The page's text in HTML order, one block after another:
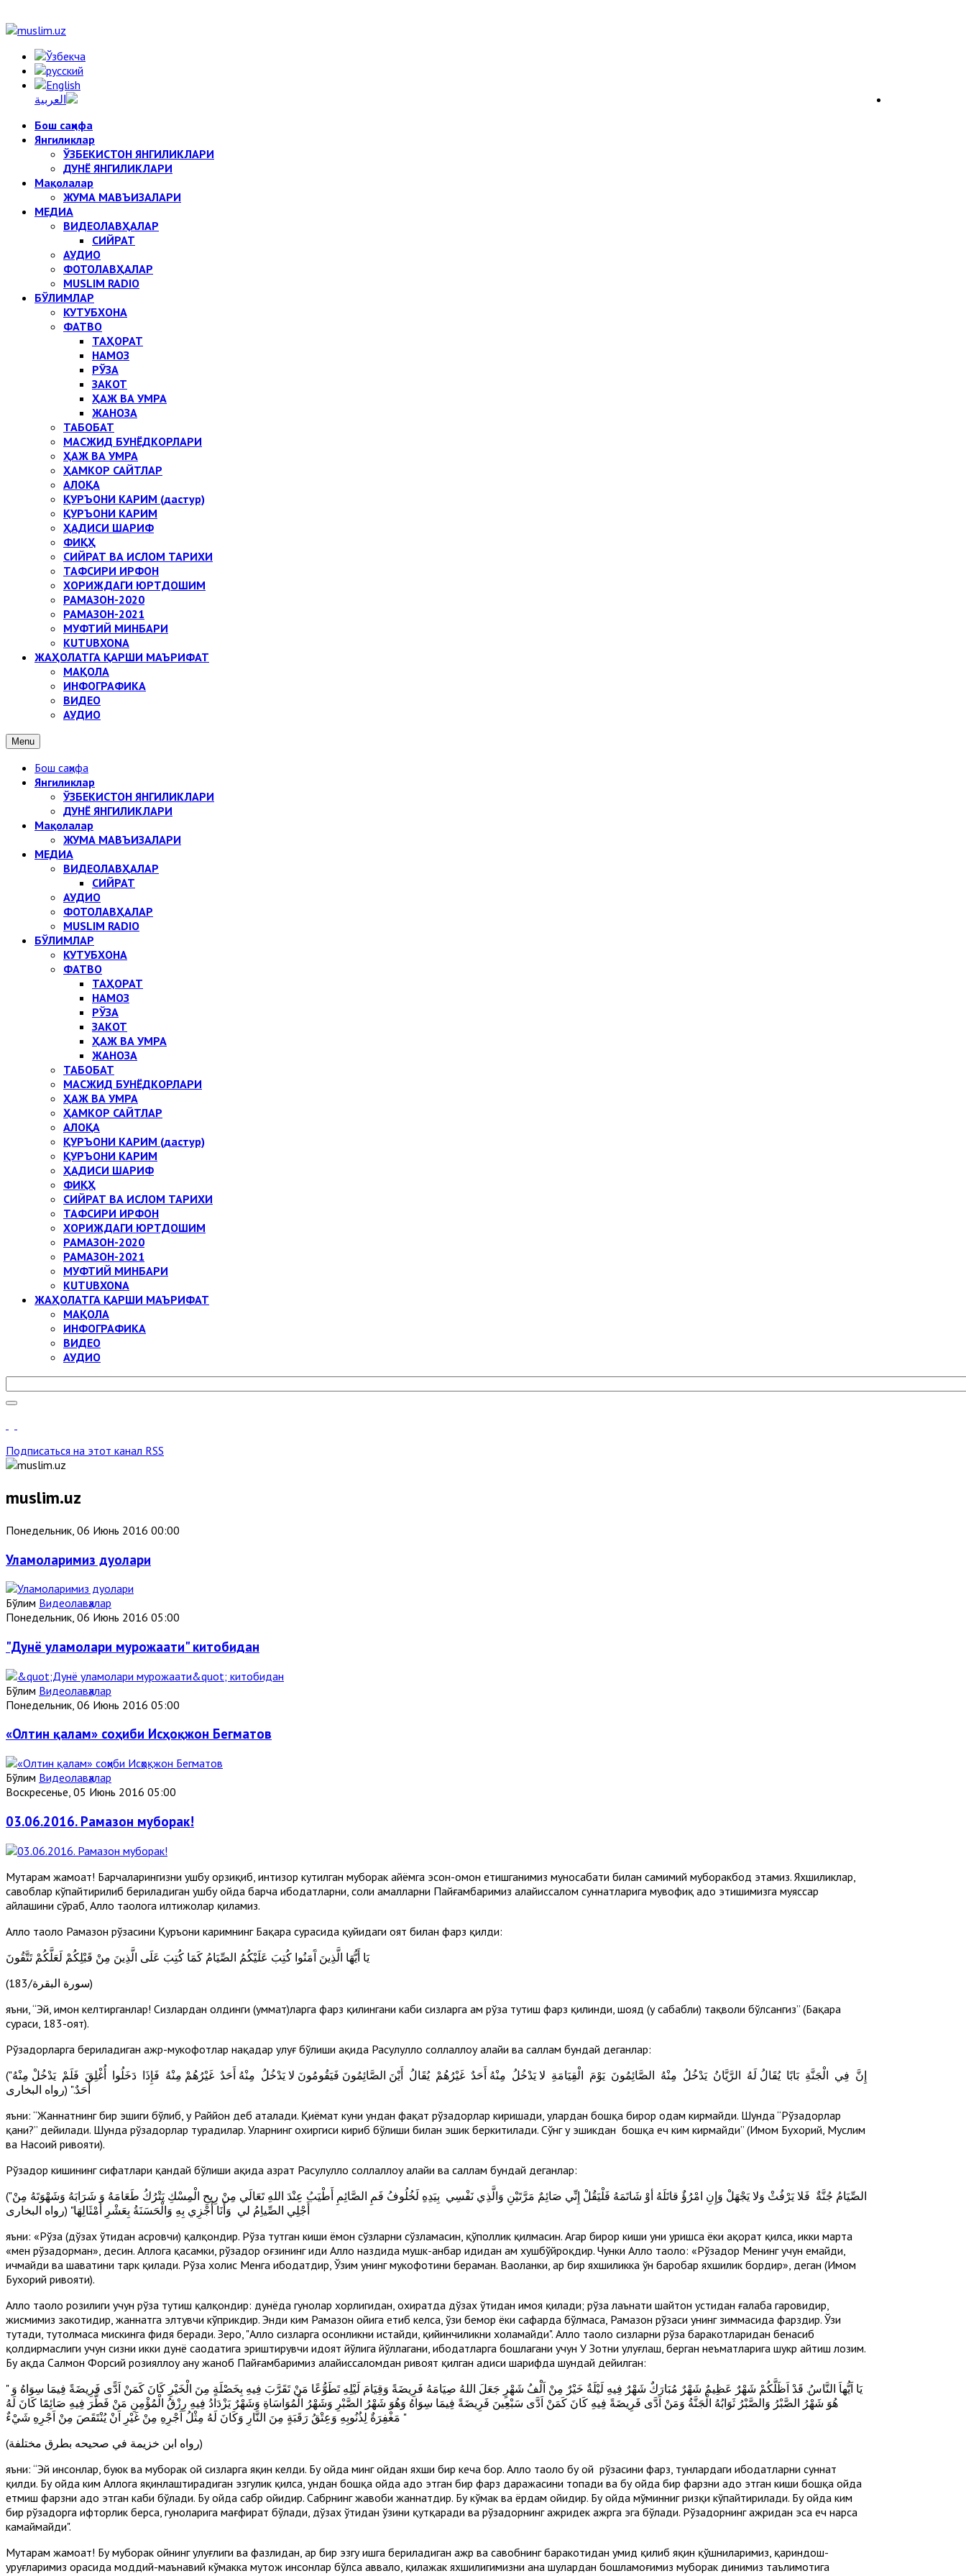
Бош саҳифа
Янгиликлар
ЎЗБЕКИСТОН ЯНГИЛИКЛАРИ
ДУНЁ ЯНГИЛИКЛАРИ
Мақолалар
ЖУМА МАВЪИЗАЛАРИ
МЕДИА
ВИДЕОЛАВҲАЛАР
СИЙРАТ
АУДИО
ФОТОЛАВҲАЛАР
MUSLIM RADIO
БЎЛИМЛАР
КУТУБХОНА
ФАТВО
ТАҲОРАТ
НАМОЗ
РЎЗА
ЗАКОТ
ҲАЖ ВА УМРА
ЖАНОЗА
ТАБОБАТ
МАСЖИД БУНЁДКОРЛАРИ
ҲАЖ ВА УМРА
ҲАМКОР САЙТЛАР
АЛОҚА
ҚУРЪОНИ КАРИМ (дастур)
ҚУРЪОНИ КАРИМ
ҲАДИСИ ШАРИФ
ФИҚҲ
СИЙРАТ ВА ИСЛОМ ТАРИХИ
ТАФСИРИ ИРФОН
ХОРИЖДАГИ ЮРТДОШИМ
РАМАЗОН-2020
РАМАЗОН-2021
МУФТИЙ МИНБАРИ
KUTUBXONA
ЖАҲОЛАТГА ҚАРШИ МАЪРИФАТ
МАҚОЛА
ИНФОГРАФИКА
ВИДЕО
АУДИО
Menu
Бош саҳифа
Янгиликлар
ЎЗБЕКИСТОН ЯНГИЛИКЛАРИ
ДУНЁ ЯНГИЛИКЛАРИ
Мақолалар
ЖУМА МАВЪИЗАЛАРИ
МЕДИА
ВИДЕОЛАВҲАЛАР
СИЙРАТ
АУДИО
ФОТОЛАВҲАЛАР
MUSLIM RADIO
БЎЛИМЛАР
КУТУБХОНА
ФАТВО
ТАҲОРАТ
НАМОЗ
РЎЗА
ЗАКОТ
ҲАЖ ВА УМРА
ЖАНОЗА
ТАБОБАТ
МАСЖИД БУНЁДКОРЛАРИ
ҲАЖ ВА УМРА
ҲАМКОР САЙТЛАР
АЛОҚА
ҚУРЪОНИ КАРИМ (дастур)
ҚУРЪОНИ КАРИМ
ҲАДИСИ ШАРИФ
ФИҚҲ
СИЙРАТ ВА ИСЛОМ ТАРИХИ
ТАФСИРИ ИРФОН
ХОРИЖДАГИ ЮРТДОШИМ
РАМАЗОН-2020
РАМАЗОН-2021
МУФТИЙ МИНБАРИ
KUTUBXONA
ЖАҲОЛАТГА ҚАРШИ МАЪРИФАТ
МАҚОЛА
ИНФОГРАФИКА
ВИДЕО
АУДИО
Подписаться на этот канал RSS
muslim.uz
Понедельник, 06 Июнь 2016 00:00
Уламоларимиз дуолари
Бўлим Видеолавҳалар
Понедельник, 06 Июнь 2016 05:00
"Дунё уламолари мурожаати" китобидан
Бўлим Видеолавҳалар
Понедельник, 06 Июнь 2016 05:00
«Олтин қалам» соҳиби Исҳоқжон Бегматов
Бўлим Видеолавҳалар
Воскресенье, 05 Июнь 2016 05:00
03.06.2016. Рамазон муборак!
Муҳтарам жамоат! Барчаларингизни ушбу орзиқиб, интизор кутилган муборак айёмга эсон-омон етишганимиз муносабати билан самимий муборакбод этамиз. Яхшиликлар,
савоблар кўпайтирилиб бериладиган ушбу ойда барча ибодатларни, солиҳ амалларни Пайғамбаримиз алайҳиссалом суннатларига мувофиқ адо этишимизга муяссар
айлашини сўраб, Аллоҳ таолога илтижолар қиламиз.
Аллоҳ таоло Рамазон рўзасини Қуръони каримнинг Бақара сурасида қуйидаги оят билан фарз қилди:
يَا أَيُّهَا الَّذِينَ آَمَنُوا كُتِبَ عَلَيْكُمُ الصِّيَامُ كَمَا كُتِبَ عَلَى الَّذِينَ مِنْ قَبْلِكُمْ لَعَلَّكُمْ تَتَّقُونَ
(سورة البقرة/183)
яъни, “Эй, имон келтирганлар! Сизлардан олдинги (уммат)ларга фарз қилингани каби сизларга ҳам рўза тутиш фарз қилинди, шояд (у сабабли) тақволи бўлсангиз” (Бақара
сураси, 183-оят).
Рўзадорларга бериладиган ажр-мукофотлар нақадар улуғ бўлиши ҳақида Расулуллоҳ соллаллоҳу алайҳи ва саллам бундай деганлар:
("إِنَّ فِي الْجَنَّةِ بَابًا يُقَالُ لَهُ الرَّيَّانُ يَدْخُلُ مِنْهُ الصَّائِمُونَ يَوْمَ الْقِيَامَةِ لا يَدْخُلُ مِنْهُ أَحَدٌ غَيْرُهُمْ يُقَالُ أَيْنَ الصَّائِمُونَ فَيَقُومُونَ لا يَدْخُلُ مِنْهُ أَحَدٌ غَيْرُهُمْ مِنْهُ فَإِذَا دَخَلُوا أُغْلِقَ فَلَمْ يَدْخُلْ مِنْهُ
أَحَدٌ." (رواه البخارى
яъни: “Жаннатнинг бир эшиги бўлиб, у Раййон деб аталади. Қиёмат куни ундан фақат рўзадорлар киришади, улардан бошқа бирор одам кирмайди. Шунда “Рўзадорлар
қани?” дейилади. Шунда рўзадорлар турадилар. Уларнинг охиргиси кириб бўлиши билан эшик беркитилади. Сўнг у эшикдан бошқа ҳеч ким кирмайди” (Имом Бухорий, Муслим
ва Насоий ривояти).
Рўзадор кишининг сифатлари қандай бўлиши ҳақида ҳазрат Расулуллоҳ соллаллоҳу алайҳи ва саллам бундай деганлар:
("الصِّيَامُ جُنَّةٌ فَلا يَرْفُثْ وَلا يَجْهَلْ وَإِنِ امْرُؤٌ قاتَلَهُ أوْ شَاتَمَهُ فَلْيَقُلْ إِنِّي صَائِمٌ مَرَّتَيْنِ وَالَّذِي نَفْسِي بِيَدِهِ لَخُلُوفُ فَمِ الصَّائِمِ أَطْيَبُ عِنْدَ اللهِ تَعَالَي مِنْ رِيحِ الْمِسْكِ يَتْرُكُ طَعَامَهُ وَ شَرَابَهُ وَشَهْوَتَهُ مِنْ
أَجْلِي الصِّياِمُ لي وَأَنَا أَجْزِي بِهِ وَالْحَسَنَةُ بِعَشْرِ أَمْثَالِهَا" (رواه البخارى
яъни: «Рўза (дўзах ўтидан асровчи) қалқондир. Рўза тутган киши ёмон сўзларни сўзламасин, қўполлик қилмасин. Агар бирор киши уни уришса ёки ҳақорат қилса, икки марта
«мен рўзадорман», десин. Аллоҳга қасамки, рўзадор оғзининг ҳиди Аллоҳ наздида мушк-анбар ҳидидан ҳам хушбўйроқдир. Чунки Аллоҳ таоло: «Рўзадор Менинг учун емайди,
ичмайди ва шаҳватини тарк қилади. Рўза холис Менга ибодатдир, Ўзим унинг мукофотини бераман. Ваҳоланки, ҳар бир яхшиликка ўн баробар яхшилик бордир», деган (Имом
Бухорий ривояти).
Аллоҳ таоло розилиги учун рўза тутиш қалқондир: дунёда гуноҳлар хорлигидан, охиратда дўзах ўтидан ҳимоя қилади; рўза лаънати шайтон устидан ғалаба гаровидир,
жисмимиз закотидир, жаннатга элтувчи кўприкдир. Энди ким Рамазон ойига етиб келса, ўзи бемор ёки сафарда бўлмаса, Рамазон рўзаси унинг зиммасида фарздир. Ўзи
тутади, тутолмаса мискинга фидя беради. Зеро, "Аллоҳ сизларга осонликни истайди, қийинчиликни хоҳламайди". Аллоҳ таоло сизларни рўза баракотларидан бенасиб
қолдирмаслиги учун сизни икки дунё саодатига эриштирувчи ҳидоят йўлига йўллагани, ибодатларга бошлагани учун У Зотни улуғлаш, берган неъматларига шукр айтиш лозим.
Бу ҳақда Салмон Форсий розияллоҳу анҳу жаноб Пайғамбаримиз алайҳиссаломдан ривоят қилган ҳадиси шарифда шундай дейилган:
" يَا اَيُّهاَ النَّاسُ. قَدْ اَظَلَّكُمْ شَهْرٌ عَظِيمٌ شَهْرٌ مُبَارَكٌ شَهْرٌ فِيهِ لَيْلَةٌ خَيْرٌ مِنْ اَلْفُ شَهْرٍ جَعَلَ اللهُ صِيَامَهُ فَرِيضَةً وَقِيَامَ لَيْلِهِ تَطَوُّعًا مَنْ تَقَرَّبَ فِيهِ بِخَصْلَةٍ مِنَ الْخَيْرِ كَانَ كَمَنْ اَدًّى فَرِيضَةً فِيمَا سِوَاهُ وَ
هُوَ شَهْرُ الصَّبْرُ وَالصَّبْرُ ثَوَابُهُ الْجَنَّةُ وَمَنْ اَدَّى فَرِيضَةً فِيهِ كَانَ كَمَنْ اَدَّى سَبْعِينَ فَرِيضَةً فِيمَا سِوَاهُ وَهُوَ شَهْرُ الصَّبْرِ وَشَهْرُ الْمُوَاسَاةِ وَشَهْرٌ يَزْدَادُ فِيهِ رِزْقُ الْمُؤْمِنِ مَنْ فَطَّرَ فِيهِ صَائِمًا كَانَ لَهُ
مَغْفِرَةٌ لِذُنُوبِهِ وَعِتْقُ رَقَبَةٍ مِنَ النَّارِ وَكَانَ لَهُ مِثْلُ اَجْرِهِ مِنْ غَيْرِ اَنْ يُنْتَقَصَ مِنْ اَجْرِهِ شَيْءٌ "
(رواه ابن خزيمة في صحيحه بطرق مختلفة)
яъни: “Эй инсонлар, буюк ва муборак ой сизларга яқин келди. Бу ойда минг ойдан яхши бир кеча бор. Аллоҳ таоло бу ой рўзасини фарз, тунлардаги ибодатларни суннат
қилди. Бу ойда ким Аллоҳга яқинлаштирадиган эзгулик қилса, ундан бошқа ойда адо этган бир фарз даражасини топади ва бу ойда бир фарзни адо этган киши бошқа ойда
етмиш фарзни адо этган каби бўлади. Бу ойда сабр ойидир. Сабрнинг жавоби жаннатдир. Бу кўмак ва ёрдам ойидир. Бу ойда мўминниг ризқи кўпайтирилади. Бу ойда ким
бир рўзадорга ифторлик берса, гуноҳларига мағфират бўлади, дўзах ўтидан ўзини қутқаради ва рўзадорнинг ажридек ажрга эга бўлади. Рўзадорнинг ажридан эса ҳеч нарса
камаймайди".
Муҳтарам жамоат! Бу муборак ойнинг улуғлиги ва фазлидан, ҳар бир эзгу ишга бериладиган ажр ва савобнинг баракотидан умид қилиб яқин қўшниларимиз, қариндош-
уруғларимиз орасида моддий-маънавий кўмакка муҳтож инсонлар бўлса аввало, қилажак яхшилигимизни ана шулардан бошламоғимиз муборак динимиз таълимотига